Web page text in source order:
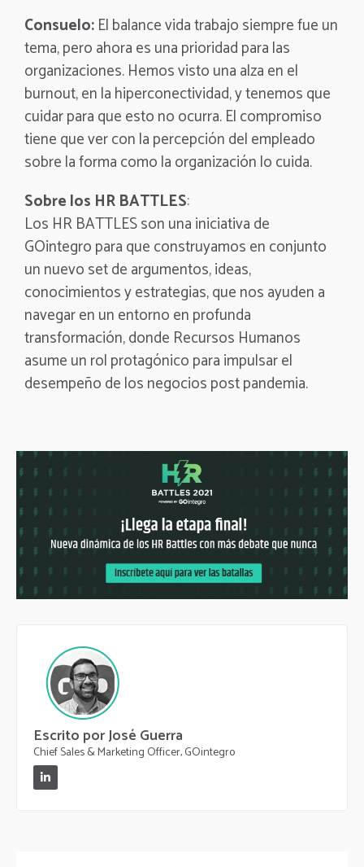
Consuelo:El balance vida trabajo siempre fue un
tema, pero ahora es una prioridad para las
organizaciones. Hemos visto una alza en el
burnout, en la hiperconectividad, y tenemos que
cuidar para que esto no ocurra. El compromiso
tiene que ver con la percepción del empleado
sobre la forma como la organización lo cuida.
Sobre los HR BATTLES:
Los HR BATTLES son una iniciativa de
GOintegro para que construyamos en conjunto
un nuevo set de argumentos, ideas,
conocimientos y estrategias, que nos ayuden a
navegar en un entorno en profunda
transformación, donde Recursos Humanos
asume un rol protagónico para impulsar el
desempeño de los negocios post pandemia.
Escrito por José Guerra
Chief Sales & Marketing Officer, GOintegro